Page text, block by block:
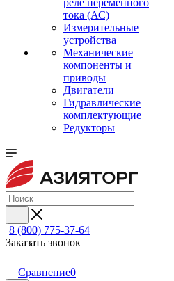
реле переменного
тока (АС)
Измерительные
устройства
Механические
компоненты и
приводы
Двигатели
Гидравлические
комплектующие
Редукторы
8 (800) 775-37-64
Заказать звонок
Сравнение0